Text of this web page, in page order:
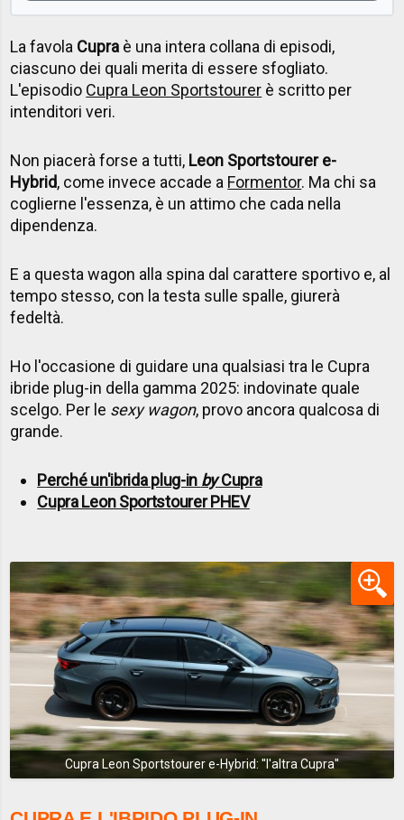
La favola Cupra è una intera collana di episodi,
ciascuno dei quali merita di essere sfogliato.
L'episodio Cupra Leon Sportstourer è scritto per
intenditori veri.
Non piacerà forse a tutti, Leon Sportstourer e-
Hybrid, come invece accade a Formentor. Ma chi sa
coglierne l'essenza, è un attimo che cada nella
dipendenza.
E a questa wagon alla spina dal carattere sportivo e, al
tempo stesso, con la testa sulle spalle, giurerà
fedeltà.
Ho l'occasione di guidare una qualsiasi tra le Cupra
ibride plug-in della gamma 2025: indovinate quale
scelgo. Per le sexy wagon, provo ancora qualcosa di
grande.
Perché un'ibrida plug-in byCupra
Cupra Leon Sportstourer PHEV
Cupra Leon Sportstourer e-Hybrid: ''l'altra Cupra''